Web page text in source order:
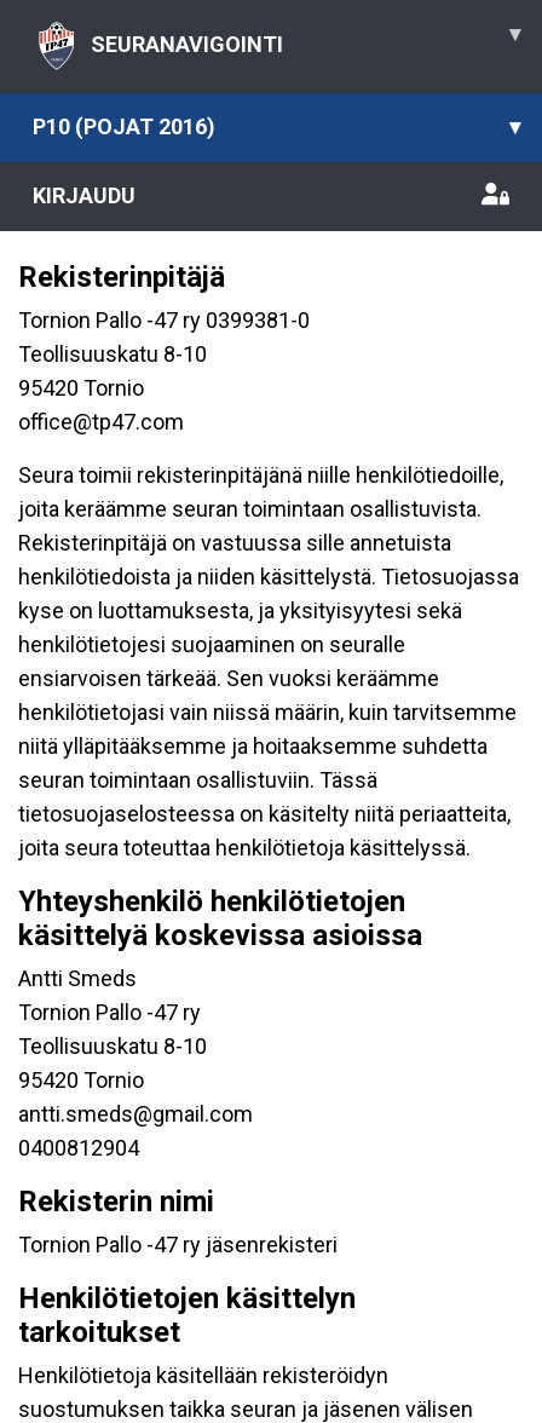
SEURANAVIGOINTI ▾
P10 (POJAT 2016) ▾
KIRJAUDU
Rekisterinpitäjä
Tornion Pallo -47 ry 0399381-0
Teollisuuskatu 8-10
95420 Tornio
office@tp47.com
Seura toimii rekisterinpitäjänä niille henkilötiedoille,
joita keräämme seuran toimintaan osallistuvista.
Rekisterinpitäjä on vastuussa sille annetuista
henkilötiedoista ja niiden käsittelystä. Tietosuojassa
kyse on luottamuksesta, ja yksityisyytesi sekä
henkilötietojesi suojaaminen on seuralle
ensiarvoisen tärkeää. Sen vuoksi keräämme
henkilötietojasi vain niissä määrin, kuin tarvitsemme
niitä ylläpitääksemme ja hoitaaksemme suhdetta
seuran toimintaan osallistuviin. Tässä
tietosuojaselosteessa on käsitelty niitä periaatteita,
joita seura toteuttaa henkilötietoja käsittelyssä.
Yhteyshenkilö henkilötietojen
käsittelyä koskevissa asioissa
Antti Smeds
Tornion Pallo -47 ry
Teollisuuskatu 8-10
95420 Tornio
antti.smeds@gmail.com
0400812904
Rekisterin nimi
Tornion Pallo -47 ry jäsenrekisteri
Henkilötietojen käsittelyn
tarkoitukset
Henkilötietoja käsitellään rekisteröidyn
suostumuksen taikka seuran ja jäsenen välisen